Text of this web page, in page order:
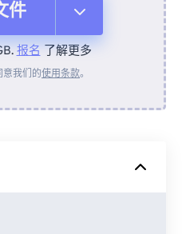
件
Drive
报名了解更多
我们的使用条款。